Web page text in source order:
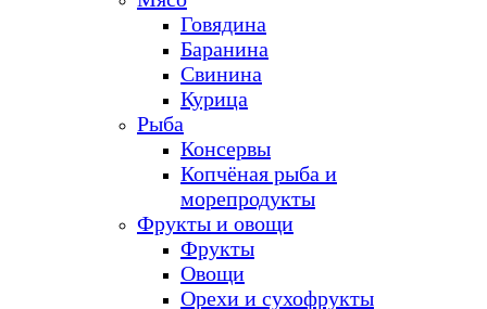
Говядина
Баранина
Свинина
Курица
Рыба
Консервы
Копчёная рыба и
морепродукты
Фрукты и овощи
Фрукты
Овощи
Орехи и сухофрукты